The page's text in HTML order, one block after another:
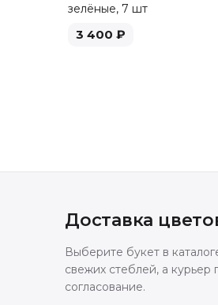
зелёные, 7 шт
3 400 ₽
Доставка
Выберите букет в
свежих стеблей, а
согласование.